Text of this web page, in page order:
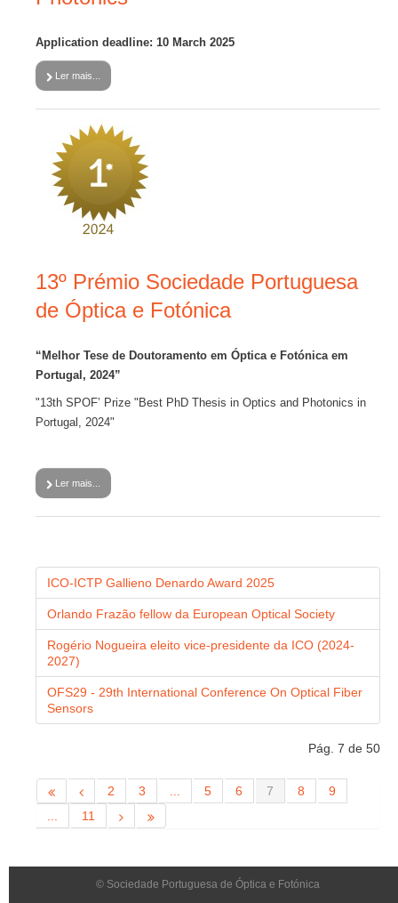
Application deadline: 10 March 2025
Ler mais...
13º Prémio Sociedade Portuguesa
de Óptica e Fotónica
“Melhor Tese de Doutoramento em Óptica e Fotónica em
Portugal, 2024”
"13th SPOF’ Prize "Best PhD Thesis in Optics and Photonics in
Portugal, 2024"
Ler mais...
ICO-ICTP Gallieno Denardo Award 2025
Orlando Frazão fellow da European Optical Society
Rogério Nogueira eleito vice-presidente da ICO (2024-
2027)
OFS29 - 29th International Conference On Optical Fiber
Sensors
Pág. 7 de 50
2 3 5 6 7 8
9
11
© Sociedade Portuguesa de Óptica e Fotónica